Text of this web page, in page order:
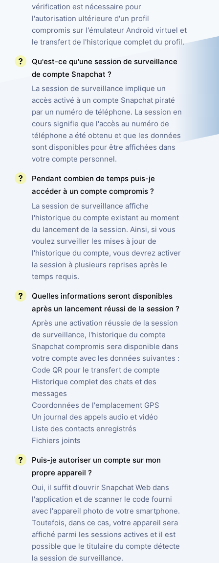
vérification est nécessaire pour
l'autorisation ultérieure d'un profil
compromis sur l'émulateur Android virtuel et
le transfert de l'historique complet du profil.
Qu'est-ce qu'une session de surveillance
de compte Snapchat ?
La session de surveillance implique un
accès activé à un compte Snapchat piraté
par un numéro de téléphone. La session en
cours signifie que l'accès au numéro de
téléphone a été obtenu et que les données
sont disponibles pour être affichées dans
votre compte personnel.
Pendant combien de temps puis-je
accéder à un compte compromis ?
La session de surveillance affiche
l'historique du compte existant au moment
du lancement de la session. Ainsi, si vous
voulez surveiller les mises à jour de
l'historique du compte, vous devrez activer
la session à plusieurs reprises après le
temps requis.
Quelles informations seront disponibles
après un lancement réussi de la session ?
Après une activation réussie de la session
de surveillance, l'historique du compte
Snapchat compromis sera disponible dans
votre compte avec les données suivantes :
Code QR pour le transfert de compte
Historique complet des chats et des
messages
Coordonnées de l'emplacement GPS
Un journal des appels audio et vidéo
Liste des contacts enregistrés
Fichiers joints
Puis-je autoriser un compte sur mon
propre appareil ?
Oui, il suffit d'ouvrir Snapchat Web dans
l'application et de scanner le code fourni
avec l'appareil photo de votre smartphone.
Toutefois, dans ce cas, votre appareil sera
affiché parmi les sessions actives et il est
possible que le titulaire du compte détecte
la session de surveillance.